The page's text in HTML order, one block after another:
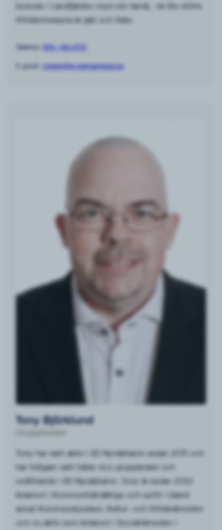
boende i Landfjärden med min familj , de lite större
fritidsintressena är jakt och fiske.
Telefon: 076-136 6772
E-post: christoffer.edman@sd.se
Tony Björklund
Tony har varit aktiv i SD Nynäshamn sedan 2015 och
har tidigare varit både vice gruppledare och
ordförande i SD Nynäshamn. Tony är sedan 2022
ledamot i Kommunfullmäktige och suttit i bland
annat Kommunstyrelsen, Kultur- och fritidsnämnden
och nu aktiv som ledamot i Socialnämnden i